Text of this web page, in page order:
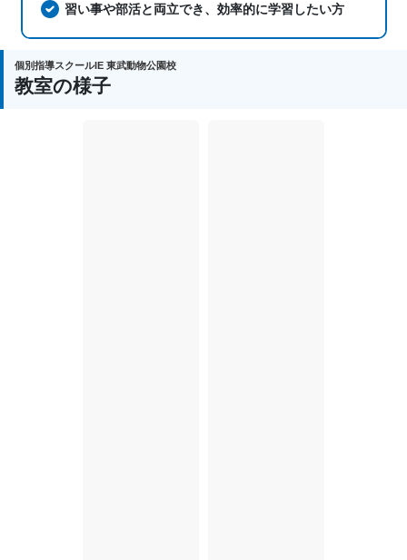
習い事や部活と両立でき、効率的に学習したい方
個別指導スクールIE 東武動物公園校
教室の様子